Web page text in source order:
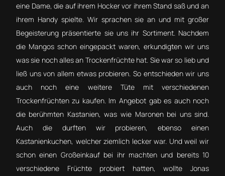
eine Dame, die auf ihrem Hocker vor ihrem Stand saß und an
ihrem Handy spielte. Wir sprachen sie an und mit großer
Begeisterung präsentierte sie uns ihr Sortiment. Nachdem
die Mangos schon eingepackt waren, erkundigten wir uns
was sie noch alles an Trockenfrüchte hat. Sie war so lieb und
ließ uns von allem etwas probieren. So entschieden wir uns
auch noch eine weitere Tüte mit verschiedenen
Trockenfrüchten zu kaufen. Im Angebot gab es auch noch
die berühmten Kastanien, was wie Maronen bei uns sind.
Auch die durften wir probieren, ebenso einen
Kastanienkuchen, welcher ziemlich lecker war. Und weil wir
schon einen Großeinkauf bei ihr machten und bereits 10
verschiedene Früchte probiert hatten, wollte Jonas